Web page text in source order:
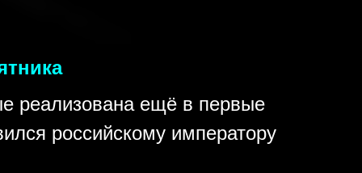
реализована ещё в первые
российскому императору